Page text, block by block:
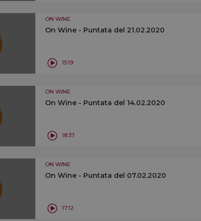
ON WINE
On Wine - Puntata del 21.02.2020
15:19
ON WINE
On Wine - Puntata del 14.02.2020
18:37
ON WINE
On Wine - Puntata del 07.02.2020
17:12